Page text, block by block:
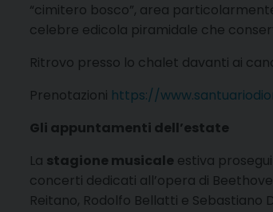
“cimitero bosco”, area
celebre edicola piramidale che
Ritrovo presso lo chalet davanti ai
Prenotazioni https://
Gli appuntamenti dell’estate
La stagione musicale estiva
concerti dedicati all’opera di
Reitano, Rodolfo Bellatti e Sebastiano